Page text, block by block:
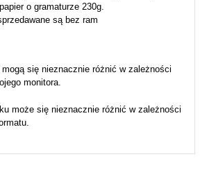
o gramaturze 230g.
są bez ram
się nieznacznie różnić w zależności
monitora.
może się nieznacznie różnić w zależności